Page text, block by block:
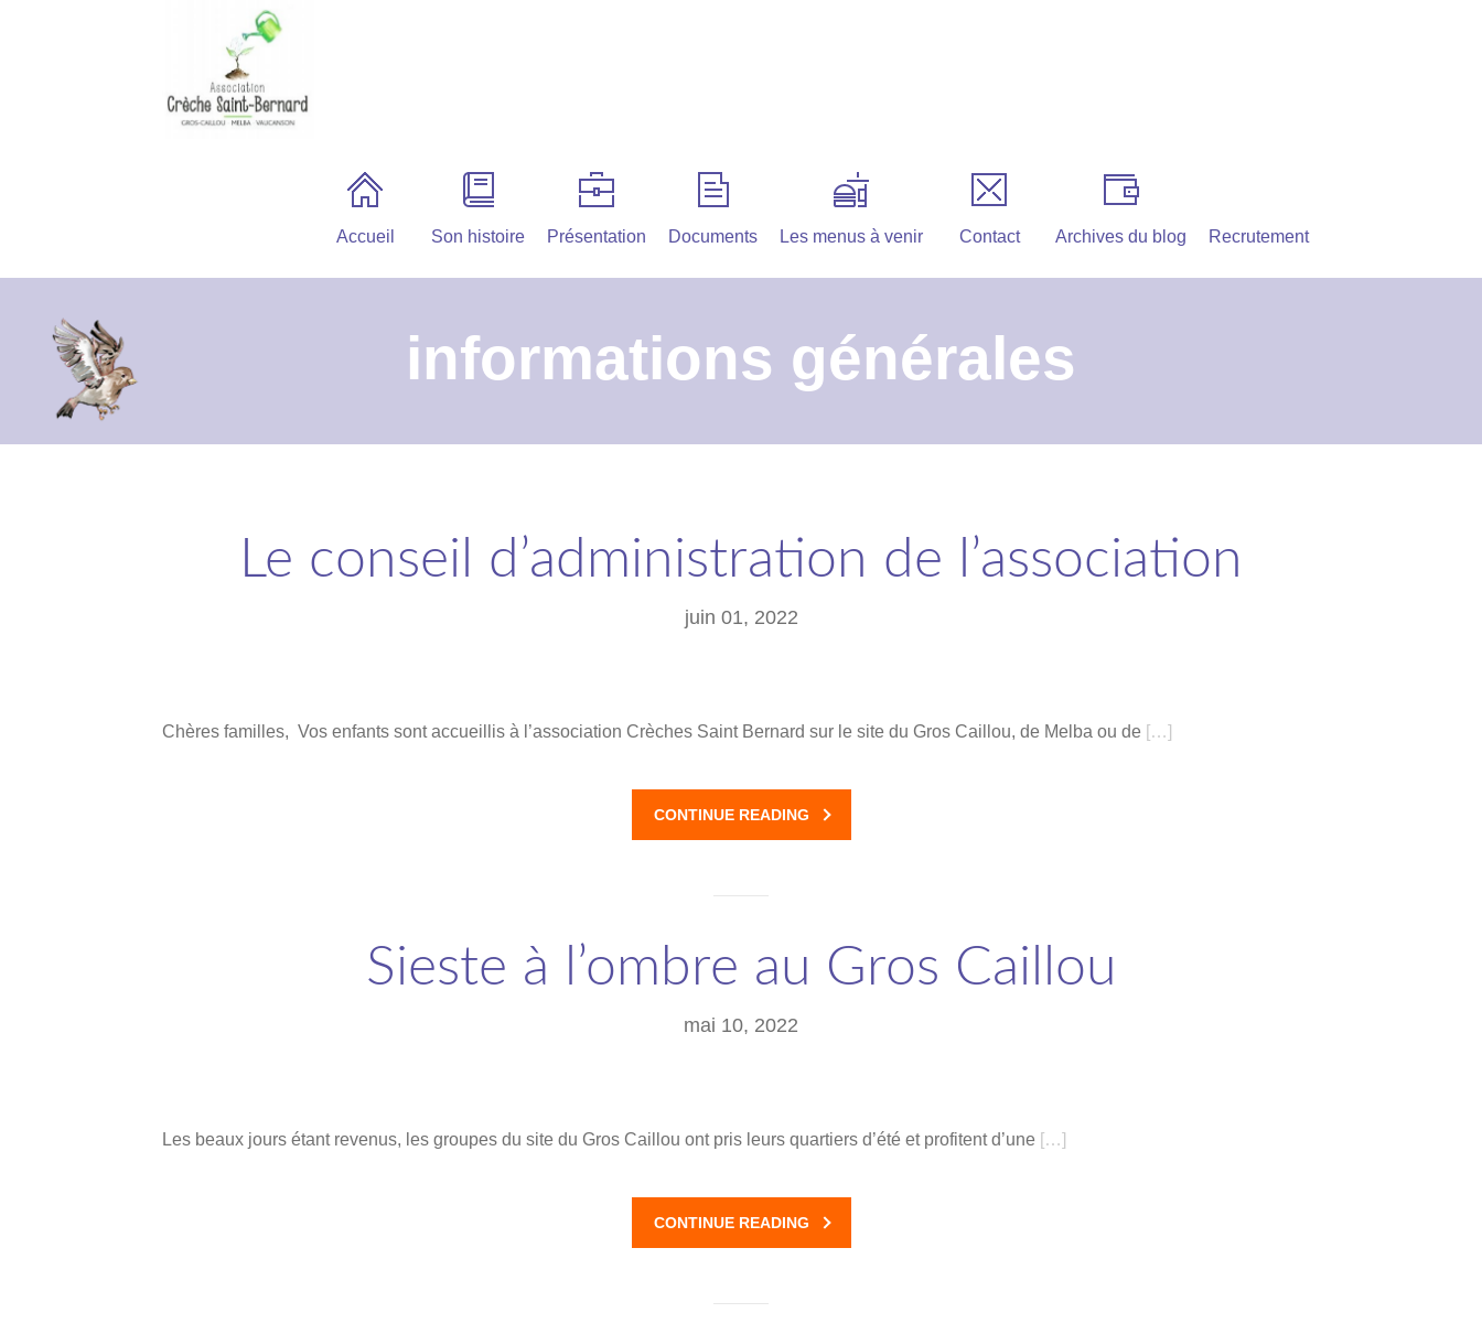
Accueil Son histoire Présentation Documents Les menus à venir Contact Archives du blog Recrutement
informations générales
Le conseil d’administration de l’association
juin 01, 2022
Chères familles, Vos enfants sont accueillis à l’association Crèches Saint Bernard sur le site du Gros Caillou, de Melba ou de […]
CONTINUE READING
Sieste à l’ombre au Gros Caillou
mai 10, 2022
Les beaux jours étant revenus, les groupes du site du Gros Caillou ont pris leurs quartiers d’été et profitent d’une […]
CONTINUE READING